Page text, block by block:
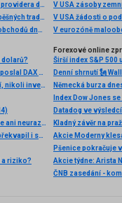
Historická data, kde je získat, jak připojit svého data providera do MultiCharts a proč je budeme potřebovat? (4. díl)
Jak obchodují profíci: Fibonacci trading - systém úspěšných traderů
Burza v LA chtěla sesadit Wall Street. Místo ropných obchodů dnes místem duní basy
V USA zásoby
V USA žádosti o
V eurozóně
dolarů?
Analýza DAX, Nasdaq, EUR/USD: Zlepšený sentiment poslal DAX na nová maxima
Praktické okénko: Bitcoin aktuálně jako spekulativní, nikoli investiční aktivum
Akciová analýza: Výsledky McDonald’s nepotěšily, ale ani neurazily. Jakou vizi společnost prezentovala?
Akcie Microsoftu zlomily 26 let starý rekord. Důvod překvapil i samotné investory
a riziko?
Forexové online
Širší index S&P
Index Dow Jones
Kladný závěr na
ČNB zasedání -